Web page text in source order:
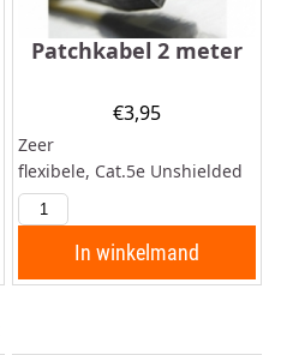
Patchkabel 2 meter
€3,95
Zeer
flexibele, Cat.5e Unshielded
Twisted Pair (UTP)
patchkabel, met aan beide
zijden een RJ45 connector en
een tule.
In winkelmand